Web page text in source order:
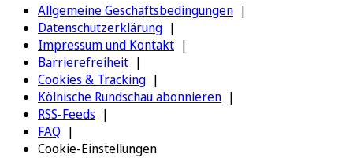
Allgemeine Geschäftsbedingungen
Datenschutzerklärung
Impressum und Kontakt
Barrierefreiheit
Cookies & Tracking
Kölnische Rundschau abonnieren
RSS-Feeds
FAQ
Cookie-Einstellungen